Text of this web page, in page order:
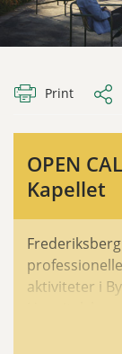
Print
OPEN
Kapellet
aktiviteter i